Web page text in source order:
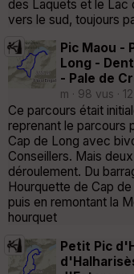
des Laquets et le Lac
vers le sud, toujours
Pic Maou -
Long -
- Pale de
m · 98 vus ·
Ce parcours était
reprenant le parcours
Cap de Long avec
Conseillers. Mais
déroulement. Du
Hourquette de Cap
puis en remontant la
hourquet
Petit Pic